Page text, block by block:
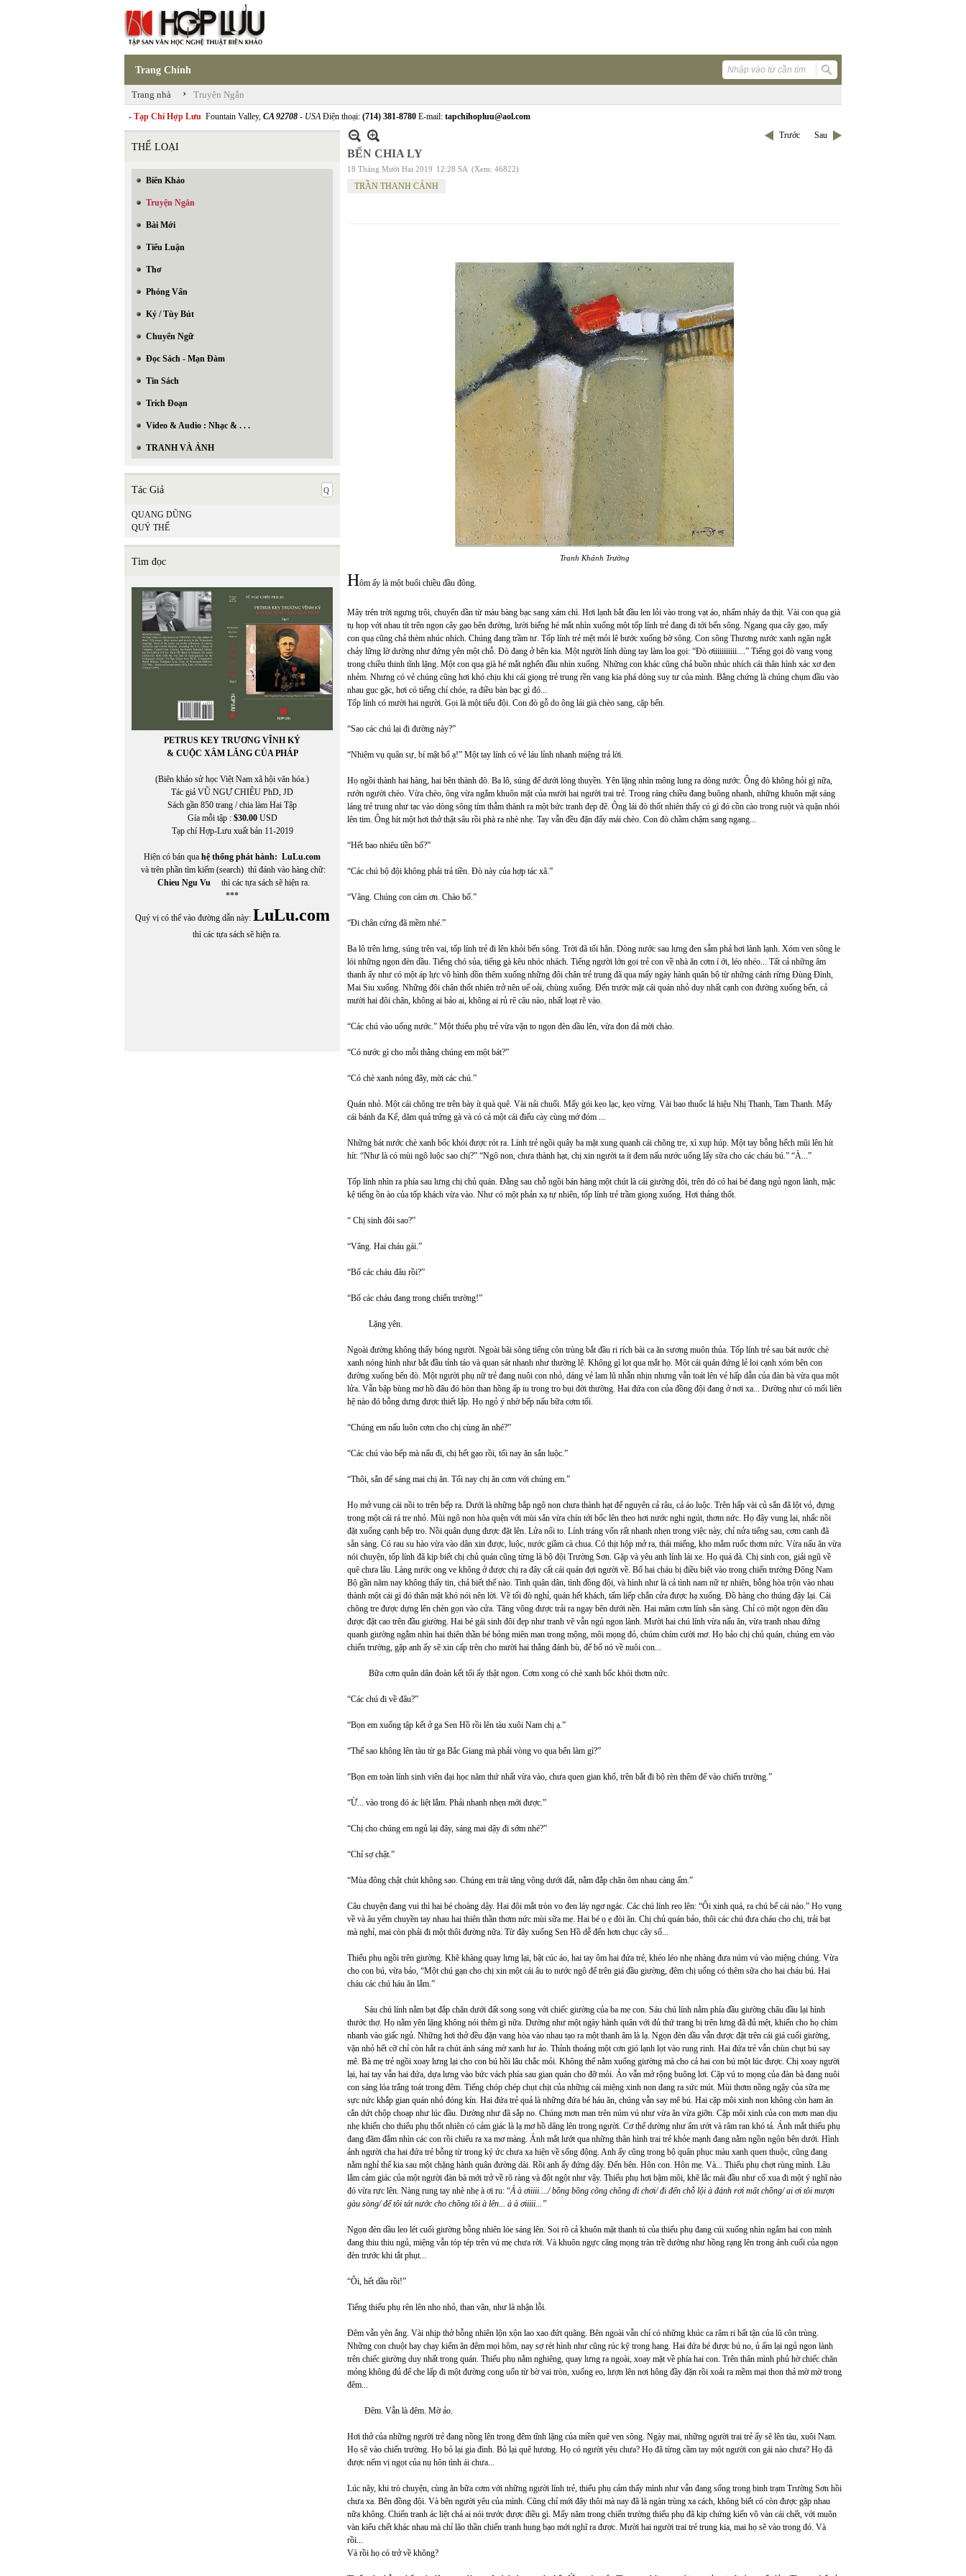
Trang Chính
Trang nhà › Truyện Ngắn
- Tạp Chí Hợp Lưu Fountain Valley, CA 92708 - USAĐiện thoại: (714) 381-8780 E-mail: tapchihopluu@aol.com
THỂ LOẠI
Biên Khảo
Truyện Ngắn
Bài Mới
Tiểu Luận
Thơ
Phỏng Vấn
Ký / Tùy Bút
Chuyển Ngữ
Đọc Sách - Mạn Đàm
Tin Sách
Trích Đoạn
Video & Audio : Nhạc & . . .
TRANH VÀ ẢNH
Tác Giả
QUANG DŨNG
QUÝ THỂ
Tìm đọc
PETRUS KEY TRƯƠNG VĨNH KÝ
& CUỘC XÂM LĂNG CỦA PHÁP
(Biên khảo sử học Việt Nam xã hội văn hóa.)
Tác giả VŨ NGỰ CHIÊU PhD, JD
Sách gần 850 trang / chia làm Hai Tập
Gía mỗi tập : $30.00USD
Tạp chí Hợp-Lưu xuất bản 11-2019
Hiện có bán qua hệ thống phát hành: LuLu.com
và trên phần tìm kiếm (search) thì đánh vào hàng chữ:
Chieu Ngu Vu thì các tựa sách sẽ hiện ra.
***
Quý vị có thể vào đường dẫn này: LuLu.com
thì các tựa sách sẽ hiện ra.
Trước Sau
BẾN CHIA LY
18 Tháng Mười Hai 2019 12:28 SA (Xem: 46822)
TRẦN THANH CẢNH
Tranh Khánh Trường
Hôm ấy là một buổi chiều đầu đông.
Mây trên trời ngưng trôi, chuyển dần từ màu bàng bạc sang xám chì. Hơi lạnh bắt đầu len lỏi vào trong vạt áo, nhấm nháy da thịt. Vài con quạ già
tụ họp với nhau tít trên ngọn cây gạo bên đường, lười biếng hé mắt nhìn xuống một tốp lính trẻ đang đi tới bến sông. Ngang qua cây gạo, mấy
con quạ cũng chả thèm nhúc nhích. Chúng đang trầm tư. Tốp lính trẻ mệt mỏi lê bước xuống bờ sông. Con sông Thương nước xanh ngăn ngắt
chảy lững lờ dường như đứng yên một chỗ. Đò đang ở bên kia. Một người lính dùng tay làm loa gọi: “Đò ơiiiiiiiiiii....” Tiếng gọi đò vang vọng
trong chiều thinh tĩnh lặng. Một con quạ già hé mắt nghển đầu nhìn xuống. Những con khác cũng chả buồn nhúc nhích cái thân hình xác xơ đen
nhẻm. Nhưng có vẻ chúng cũng hơi khó chịu khi cái giọng trẻ trung rền vang kia phá dòng suy tư của mình. Bằng chứng là chúng chụm đầu vào
nhau gục gặc, hơi có tiếng chí chóe, ra điều bàn bạc gì đó...
Tốp lính có mười hai người. Gọi là một tiểu đội. Con đò gỗ do ông lái già chèo sang, cặp bến.
“Sao các chú lại đi đường này?”
“Nhiệm vụ quân sự, bí mật bố ạ!” Một tay lính có vẻ láu lỉnh nhanh miệng trả lời.
Họ ngồi thành hai hàng, hai bên thành đò. Ba lô, súng để dưới lòng thuyền. Yên lặng nhìn mông lung ra dòng nước. Ông đò không hỏi gì nữa,
rướn người chèo. Vừa chèo, ông vừa ngắm khuôn mặt của mười hai người trai trẻ. Trong ráng chiều đang buông nhanh, những khuôn mặt sáng
láng trẻ trung như tạc vào dòng sông tím thẫm thành ra một bức tranh đẹp đẽ. Ông lái đò thốt nhiên thấy có gì đó cồn cào trong ruột và quặn nhói
lên tim. Ông hít một hơi thở thật sâu rồi phà ra nhè nhẹ. Tay vẫn đều đặn đẩy mái chèo. Con đò chầm chậm sang ngang...
“Hết bao nhiêu tiền bố?”
“Các chú bộ đội không phải trả tiền. Đò này của hợp tác xã.”
“Vâng. Chúng con cám ơn. Chào bố.”
“Đi chân cứng đã mềm nhé.”
Ba lô trên lưng, súng trên vai, tốp lính trẻ đi lên khỏi bến sông. Trời đã tối hẳn. Dòng nước sau lưng đen sẫm phả hơi lành lạnh. Xóm ven sông le
lói những ngọn đèn dầu. Tiếng chó sủa, tiếng gà kêu nhóc nhách. Tiếng người lớn gọi trẻ con về nhà ăn cơm í ới, léo nhéo... Tất cả những âm
thanh ấy như có một áp lực vô hình dồn thêm xuống những đôi chân trẻ trung đã qua mấy ngày hành quân bộ từ những cánh rừng Đùng Đình,
Mai Siu xuống. Những đôi chân thốt nhiên trở nên uể oải, chùng xuống. Đến trước mặt cái quán nhỏ duy nhất cạnh con đường xuống bến, cả
mười hai đôi chân, không ai bảo ai, không ai rủ rê câu nào, nhất loạt rẽ vào.
“Các chú vào uống nước.” Một thiếu phụ trẻ vừa vặn to ngọn đèn dầu lên, vừa đon đả mời chào.
“Có nước gì cho mỗi thằng chúng em một bát?”
“Có chè xanh nóng đây, mời các chú.”
Quán nhỏ. Một cái chõng tre trên bày ít quà quê. Vài nải chuối. Mấy gói kẹo lạc, kẹo vừng. Vài bao thuốc lá hiệu Nhị Thanh, Tam Thanh. Mấy
cái bánh đa Kế, dăm quả trứng gà và có cả một cái điếu cày cùng mớ đóm ...
Những bát nước chè xanh bốc khói được rót ra. Lính trẻ ngồi quây ba mặt xung quanh cái chõng tre, xì xụp húp. Một tay bỗng hếch mũi lên hít
hít: “Như là có mùi ngô luộc sao chị?” “Ngô non, chưa thành hạt, chị xin người ta ít đem nấu nước uống lấy sữa cho các cháu bú.” “À...”
Tốp lính nhìn ra phía sau lưng chị chủ quán. Đằng sau chỗ ngồi bán hàng một chút là cái giường đôi, trên đó có hai bé đang ngủ ngon lành, mặc
kệ tiếng ồn ào của tốp khách vừa vào. Như có một phản xạ tự nhiên, tốp lính trẻ trầm giọng xuống. Hơi thảng thốt.
“ Chị sinh đôi sao?”
“Vâng. Hai cháu gái.”
“Bố các cháu đâu rồi?”
“Bố các cháu đang trong chiến trường!”
Lặng yên.
Ngoài đường không thấy bóng người. Ngoài bãi sông tiếng côn trùng bắt đầu ri rích bài ca ăn sương muôn thủa. Tốp lính trẻ sau bát nước chè
xanh nóng hình như bắt đầu tỉnh táo và quan sát nhanh như thường lệ. Không gì lọt qua mắt họ. Một cái quán đứng lẻ loi cạnh xóm bên con
đường xuống bến đò. Một người phụ nữ trẻ đang nuôi con nhỏ, dáng vẻ lam lũ nhẫn nhịn nhưng vẫn toát lên vẻ hấp dẫn của đàn bà vừa qua một
lửa. Vẫn bập bùng mơ hồ đâu đó hòn than hồng ấp iu trong tro bụi đời thường. Hai đứa con của đồng đội đang ở nơi xa... Dường như có mối liên
hệ nào đó bỗng dưng được thiết lập. Họ ngỏ ý nhờ bếp nấu bữa cơm tối.
“Chúng em nấu luôn cơm cho chị cùng ăn nhé?”
“Các chú vào bếp mà nấu đi, chị hết gạo rồi, tối nay ăn sắn luộc.”
“Thôi, sắn để sáng mai chị ăn. Tối nay chị ăn cơm với chúng em.”
Họ mở vung cái nồi to trên bếp ra. Dưới là những bắp ngô non chưa thành hạt để nguyên cả râu, cả áo luộc. Trên hấp vài củ sắn đã lột vỏ, đựng
trong một cái rá tre nhỏ. Mùi ngô non hòa quện với mùi sắn vừa chín tới bốc lên theo hơi nước nghi ngút, thơm nức. Họ đậy vung lại, nhấc nồi
đặt xuống cạnh bếp tro. Nồi quân dụng được đặt lên. Lửa nổi to. Lính tráng vốn rất nhanh nhẹn trong việc này, chỉ nửa tiếng sau, cơm canh đã
sẵn sàng. Có rau su hào vừa vào dân xin được, luộc, nước giầm cà chua. Có thịt hộp mở ra, thái miếng, kho mắm ruốc thơm nức. Vừa nấu ăn vừa
nói chuyện, tốp lính đã kịp biết chị chủ quán cũng từng là bộ đội Trường Sơn. Gặp và yêu anh lính lái xe. Họ quá đà. Chị sinh con, giải ngũ về
quê chưa lâu. Làng nước ong ve không ở được chị ra đây cất cái quán đợi người về. Bố hai cháu bị điều biệt vào trong chiến trường Đông Nam
Bộ gần năm nay không thấy tin, chả biết thế nào. Tình quân dân, tình đồng đội, và hình như là cả tình nam nữ tự nhiên, bỗng hòa trộn vào nhau
thành một cái gì đó thân mật khó nói nên lời. Về tối đò nghỉ, quán hết khách, tấm liếp chắn cửa được hạ xuống. Đồ hàng cho thúng đậy lại. Cái
chõng tre được dựng lên chèn gọn vào cửa. Tăng võng được trải ra ngay bên dưới nền. Hai mâm cơm lính sẵn sàng. Chỉ có một ngọn đèn dầu
được đặt cao trên đầu giường. Hai bé gái sinh đôi đẹp như tranh vẽ vẫn ngủ ngon lành. Mười hai chú lính vừa nấu ăn, vừa tranh nhau đứng
quanh giường ngắm nhìn hai thiên thần bé bỏng miên man trong mộng, môi mọng đỏ, chúm chím cười mơ. Họ bảo chị chủ quán, chúng em vào
chiến trường, gặp anh ấy sẽ xin cấp trên cho mười hai thằng đánh bù, để bố nó về nuôi con...
Bữa cơm quân dân đoàn kết tối ấy thật ngon. Cơm xong có chè xanh bốc khói thơm nức.
“Các chú đi về đâu?”
“Bọn em xuống tập kết ở ga Sen Hồ rồi lên tàu xuôi Nam chị ạ.”
“Thế sao không lên tàu từ ga Bắc Giang mà phải vòng vo qua bến làm gì?”
“Bọn em toàn lính sinh viên đại học năm thứ nhất vừa vào, chưa quen gian khổ, trên bắt đi bộ rèn thêm để vào chiến trường.”
“Ừ... vào trong đó ác liệt lắm. Phải nhanh nhẹn mới được.”
“Chị cho chúng em ngủ lại đây, sáng mai dậy đi sớm nhé?”
“Chỉ sợ chật.”
“Mùa đông chật chút không sao. Chúng em trải tăng võng dưới đất, nằm đắp chăn ôm nhau càng ấm.”
Câu chuyện đang vui thì hai bé choàng dậy. Hai đôi mắt tròn vo đen láy ngơ ngác. Các chú lính reo lên: “Ôi xinh quá, ra chú bế cái nào.” Họ vụng
về và âu yếm chuyền tay nhau hai thiên thần thơm nức mùi sữa mẹ. Hai bé ọ ẹ đòi ăn. Chị chủ quán bảo, thôi các chú đưa cháu cho chị, trải bạt
mà nghỉ, mai còn phải đi một thôi đường nữa. Từ đây xuống Sen Hồ dễ đến hơn chục cây số...
Thiếu phụ ngồi trên giường. Khẽ khàng quay lưng lại, bật cúc áo, hai tay ôm hai đứa trẻ, khéo léo nhẹ nhàng đưa núm vú vào miệng chúng. Vừa
cho con bú, vừa bảo, “Một chú gạn cho chị xin một cái âu to nước ngô để trên giá đầu giường, đêm chị uống có thêm sữa cho hai cháu bú. Hai
cháu các chú háu ăn lắm.”
Sáu chú lính nằm bạt đắp chăn dưới đất song song với chiếc giường của ba mẹ con. Sáu chú lính nằm phía đầu giường châu đầu lại hình
thước thợ. Họ nằm yên lặng không nói thêm gì nữa. Dường như một ngày hành quân với đủ thứ trang bị trên lưng đã đủ mệt, khiến cho họ chìm
nhanh vào giấc ngủ. Những hơi thở đều đặn vang hòa vào nhau tạo ra một thanh âm là lạ. Ngọn đèn dầu vẫn được đặt trên cái giá cuối giường,
vặn nhỏ hết cỡ chỉ còn hắt ra chút ánh sáng mờ xanh hư ảo. Thỉnh thoảng một cơn gió lạnh lọt vào rung rinh. Hai đứa trẻ vẫn chùn chụt bú say
mê. Bà mẹ trẻ ngồi xoay lưng lại cho con bú hồi lâu chắc mỏi. Không thể nằm xuống giường mà cho cả hai con bú một lúc được. Chị xoay người
lại, hai tay vẫn hai đứa, dựa lưng vào bức vách phía sau gian quán cho đỡ mỏi. Áo vẫn mở rộng buông lơi. Cặp vú to mọng của đàn bà đang nuôi
con sáng lóa trắng toát trong đêm. Tiếng chóp chép chụt chịt của những cái miệng xinh non đang ra sức mút. Mùi thơm nồng ngậy của sữa mẹ
sực nức khắp gian quán nhỏ đóng kín. Hai đứa trẻ quả là những đứa bé háu ăn, chúng vẫn say mê bú. Hai cặp môi xinh non không còn ham ăn
cắn dứt chộp choạp như lúc đầu. Dường như đã sắp no. Chúng mơn man trên núm vú như vừa ăn vừa giỡn. Cặp môi xinh của con mơn man dịu
nhẹ khiến cho thiếu phụ thốt nhiên có cảm giác là lạ mơ hồ dâng lên trong người. Cơ thể dường như ẩm ướt và râm ran khó tả. Ánh mắt thiếu phụ
đang đăm đắm nhìn các con rồi chiếu ra xa mơ màng. Ánh mắt lướt qua những thân hình trai trẻ khỏe mạnh đang nằm ngồn ngộn bên dưới. Hình
ảnh người cha hai đứa trẻ bỗng từ trong ký ức chưa xa hiện về sống động. Anh ấy cũng trong bộ quân phục màu xanh quen thuộc, cũng đang
nằm nghỉ thế kia sau một chặng hành quân đường dài. Rồi anh ấy đứng dậy. Đến bên. Hôn con. Hôn mẹ. Và... Thiếu phụ chợt rùng mình. Lâu
lắm cảm giác của một người đàn bà mới trở về rõ ràng và đột ngột như vậy. Thiếu phụ hơi bặm môi, khẽ lắc mái đầu như cố xua đi một ý nghĩ nào
đó vừa rực lên. Nàng rung tay nhè nhẹ à ơi ru: “Ả à ơiiiii..../ bồng bồng cõng chồng đi chơi/ đi đến chỗ lội à đánh rơi mất chồng/ ai ơi tôi mượn
gàu sòng/ để tôi tát nước cho chồng tôi à lên... ả à ơiiiii...”
Ngọn đèn dầu leo lét cuối giường bỗng nhiên lóe sáng lên. Soi rõ cả khuôn mặt thanh tú của thiếu phụ đang cúi xuống nhìn ngắm hai con mình
đang thiu thiu ngủ, miệng vẫn tóp tép trên vú mẹ chưa rời. Và khuôn ngực căng mọng tràn trề dường như hồng rạng lên trong ánh cuối của ngọn
đèn trước khi tắt phụt...
“Ôi, hết dầu rồi!”
Tiếng thiếu phụ rên lên nho nhỏ, than vãn, như là nhận lỗi.
Đêm vẫn yên ắng. Vài nhịp thở bỗng nhiên lộn xộn lao xao đứt quãng. Bên ngoài vẫn chỉ có những khúc ca râm ri bất tận của lũ côn trùng.
Những con chuột hay chạy kiếm ăn đêm mọi hôm, nay sợ rét hình như cũng rúc kỹ trong hang. Hai đứa bé được bú no, ủ ấm lại ngủ ngon lành
trên chiếc giường duy nhất trong quán. Thiếu phụ nằm nghiêng, quay lưng ra ngoài, xoay mặt về phía hai con. Trên thân mình phủ hờ chiếc chăn
mỏng không đủ để che lấp đi một đường cong uốn từ bờ vai tròn, xuống eo, lượn lên nơi hông đầy đặn rồi xoải ra mềm mại thon thả mờ mờ trong
đêm...
Đêm. Vẫn là đêm. Mờ ảo.
Hơi thở của những người trẻ đang nồng lên trong đêm tĩnh lặng của miền quê ven sông. Ngày mai, những người trai trẻ ấy sẽ lên tàu, xuôi Nam.
Họ sẽ vào chiến trường. Họ bỏ lại gia đình. Bỏ lại quê hương. Họ có người yêu chưa? Họ đã từng cầm tay một người con gái nào chưa? Họ đã
được nếm vị ngọt của nụ hôn tình ái chưa...
Lúc nãy, khi trò chuyện, cùng ăn bữa cơm với những người lính trẻ, thiếu phụ cảm thấy mình như vẫn đang sống trong binh trạm Trường Sơn hồi
chưa xa. Bên đồng đội. Và bên người yêu của mình. Cũng chỉ mới đây thôi mà nay đã là ngàn trùng xa cách, không biết có còn được gặp nhau
nữa không. Chiến tranh ác liệt chả ai nói trước được điều gì. Mấy năm trong chiến trường thiếu phụ đã kịp chứng kiến vô vàn cái chết, với muôn
vàn kiểu chết khác nhau mà chỉ lão thần chiến tranh hung bạo mới nghĩ ra được. Mười hai người trai trẻ trung kia, mai họ sẽ vào trong đó. Và
rồi...
Và rồi họ có trở về không?